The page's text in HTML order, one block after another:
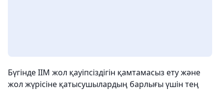
Бүгінде ІІМ жол қауіпсіздігін қамтамасыз ету және
жол жүрісіне қатысушылардың барлығы үшін тең